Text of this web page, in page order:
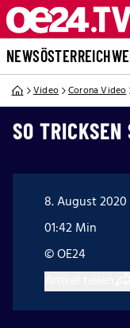
NEWSÖSTERREICH
Video Corona Video
SO
8. August 2020
01:42 Min
© OE24